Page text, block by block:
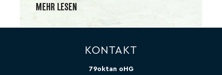
mitschickte. Einen kleinen Ausschnitt aus diesen
auf diesen Seiten gern zugänglich machen. Das
MEHR LESEN
KONTAKT
79oktan oHG